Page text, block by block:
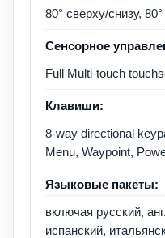
80° сверху/снизу,
Сенсорное
Full Multi-touch
Клавиши:
8-way directional
Menu, Waypoint,
Языковые пакеты:
включая русский,
испанский,